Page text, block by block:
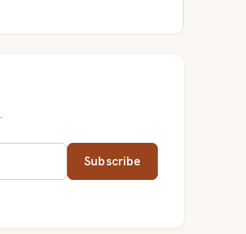
Subscribe